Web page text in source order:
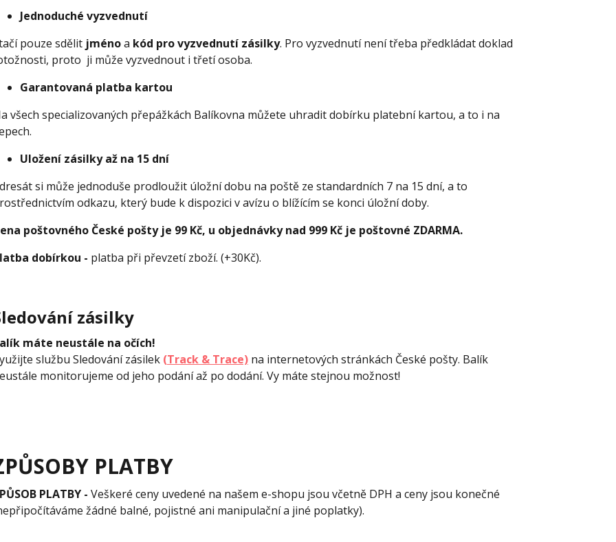
Jednoduché vyzvednutí
pouze sdělit jménoa kód pro vyzvednutí zásilky. Pro vyzvednutí není třeba předkládat doklad
proto ji může vyzvednout i třetí osoba.
Garantovaná platba kartou
všech specializovaných přepážkách Balíkovna můžete uhradit dobírku platební kartou, a to i na
Uložení zásilky až na 15 dní
si může jednoduše prodloužit úložní dobu na poště ze standardních 7 na 15 dní, a to
odkazu, který bude k dispozici v avízu o blížícím se konci úložní doby.
poštovného České pošty je 99 Kč, u objednávky nad 999 Kč je poštovné ZDARMA.
dobírkou - platba při převzetí zboží. (+30Kč).
zásilky
máte neustále na očích!
službu Sledování zásilek (Track & Trace)na internetových stránkách České pošty. Balík
monitorujeme od jeho podání až po dodání. Vy máte stejnou možnost!
PLATBY
PLATBY - Veškeré ceny uvedené na našem e-shopu jsou včetně DPH a ceny jsou konečné
žádné balné, pojistné ani manipulační a jiné poplatky).